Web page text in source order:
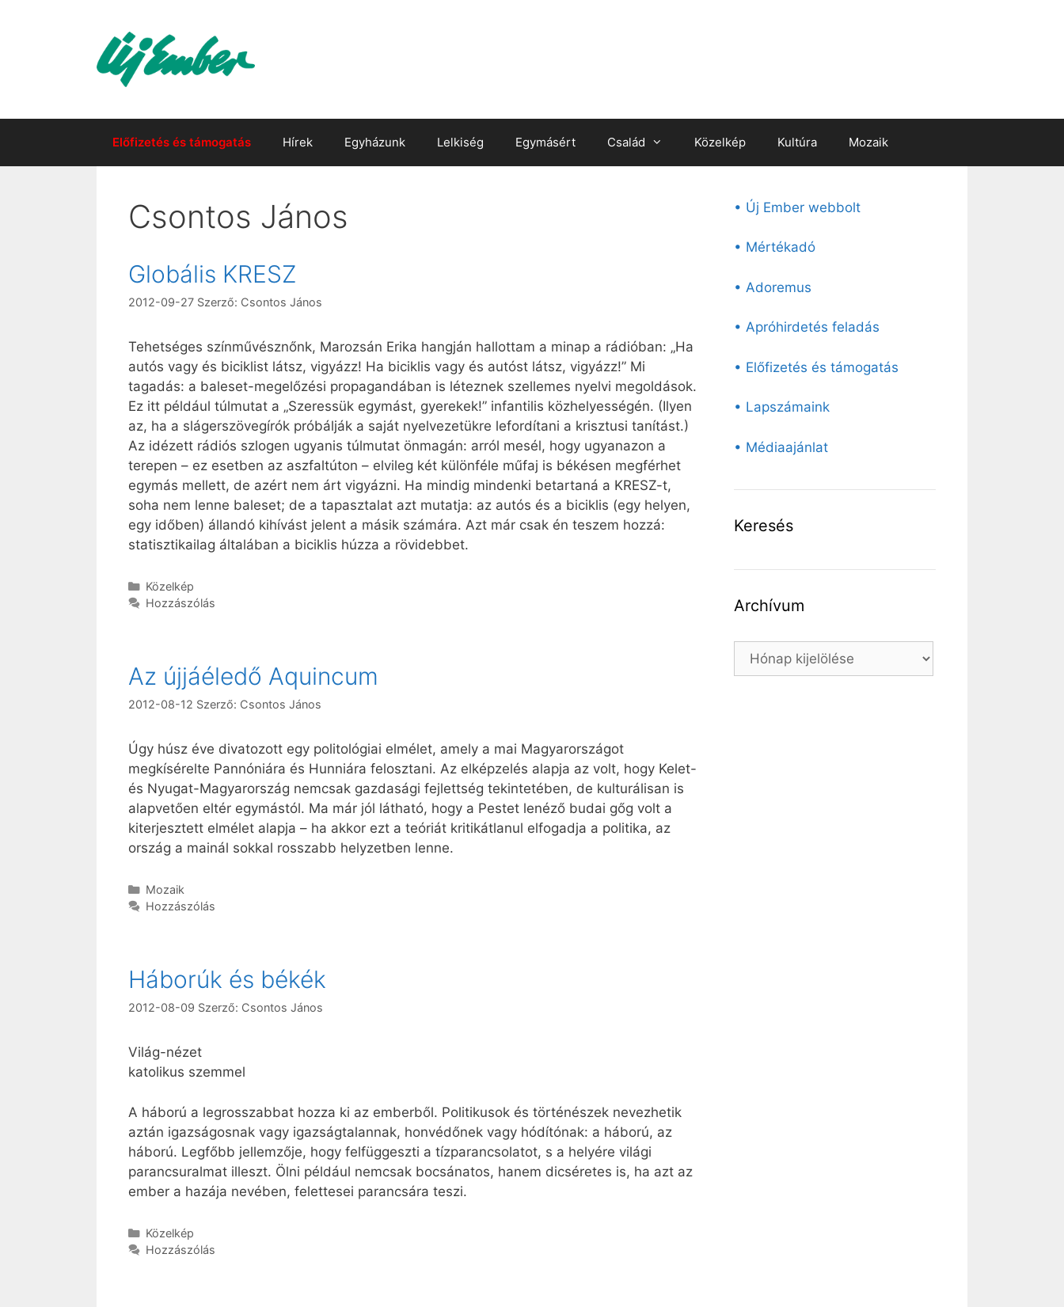
Előfizetés és támogatás Hírek Egyházunk Lelkiség Egymásért Család Közelkép Kultúra Mozaik
Csontos János
Globális KRESZ
2012-09-27 Szerző: Csontos János
Tehetséges színművésznőnk, Marozsán Erika hangján hallottam a minap a rádióban: „Ha
autós vagy és biciklist látsz, vigyázz! Ha biciklis vagy és autóst látsz, vigyázz!” Mi
tagadás: a baleset-megelőzési propagandában is léteznek szellemes nyelvi megoldások.
Ez itt például túlmutat a „Szeressük egymást, gyerekek!” infantilis közhelyességén. (Ilyen
az, ha a slágerszövegírók próbálják a saját nyelvezetükre lefordítani a krisztusi tanítást.)
Az idézett rádiós szlogen ugyanis túlmutat önmagán: arról mesél, hogy ugyanazon a
terepen – ez esetben az aszfaltúton – elvileg két különféle műfaj is békésen megférhet
egymás mellett, de azért nem árt vigyázni. Ha mindig mindenki betartaná a KRESZ-t,
soha nem lenne baleset; de a tapasztalat azt mutatja: az autós és a biciklis (egy helyen,
egy időben) állandó kihívást jelent a másik számára. Azt már csak én teszem hozzá:
statisztikailag általában a biciklis húzza a rövidebbet.
Kategória
Közelkép
Hozzászólás
Az újjáéledő Aquincum
2012-08-12 Szerző: Csontos János
Úgy húsz éve divatozott egy politológiai elmélet, amely a mai Magyarországot
megkísérelte Pannóniára és Hunniára felosztani. Az elképzelés alapja az volt, hogy Kelet-
és Nyugat-Magyarország nemcsak gazdasági fejlettség tekintetében, de kulturálisan is
alapvetően eltér egymástól. Ma már jól látható, hogy a Pestet lenéző budai gőg volt a
kiterjesztett elmélet alapja – ha akkor ezt a teóriát kritikátlanul elfogadja a politika, az
ország a mainál sokkal rosszabb helyzetben lenne.
Kategória
Mozaik
Hozzászólás
Háborúk és békék
2012-08-09 Szerző: Csontos János
Világ-nézet
katolikus szemmel
A háború a legrosszabbat hozza ki az emberből. Politikusok és történészek nevezhetik
aztán igazságosnak vagy igazságtalannak, honvédőnek vagy hódítónak: a háború, az
háború. Legfőbb jellemzője, hogy felfüggeszti a tízparancsolatot, s a helyére világi
parancsuralmat illeszt. Ölni például nemcsak bocsánatos, hanem dicséretes is, ha azt az
ember a hazája nevében, felettesei parancsára teszi.
Kategória
Közelkép
Hozzászólás
• Új Ember webbolt
• Mértékadó
• Adoremus
• Apróhirdetés feladás
• Előfizetés és támogatás
• Lapszámaink
• Médiaajánlat
Keresés
Archívum
Archívum